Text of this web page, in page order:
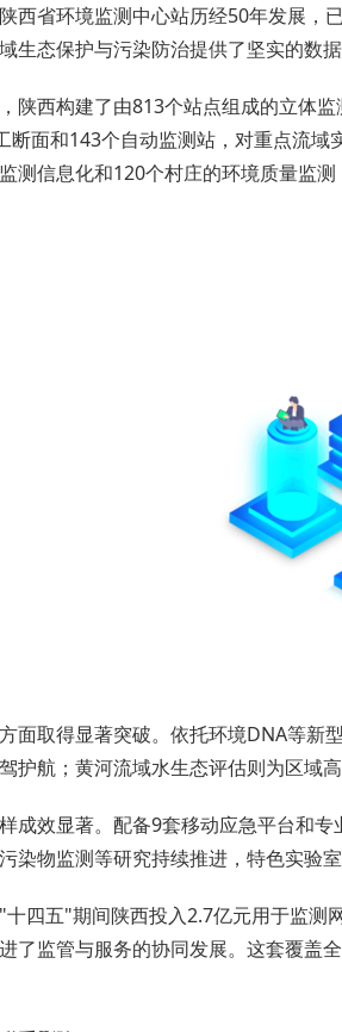
西省环境监测中心站历经50年发展，
生态保护与污染防治提供了坚实的数据
陕西构建了由813个站点组成的立体
断面和143个自动监测站，对重点流
测信息化和120个村庄的环境质量监
面取得显著突破。依托环境DNA等新
护航；黄河流域水生态评估则为区域
成效显著。配备9套移动应急平台和
染物监测等研究持续推进，特色实验
四五"期间陕西投入2.7亿元用于监测
了监管与服务的协同发展。这套覆盖